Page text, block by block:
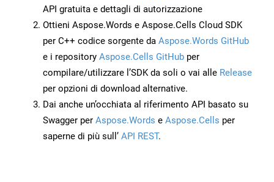
API gratuita e dettagli di autorizzazione
Ottieni Aspose.Words e Aspose.Cells Cloud SDK
per C++ codice sorgente da Aspose.Words GitHub
e i repository Aspose.Cells GitHub per
compilare/utilizzare l’SDK da soli o vai alle Release
per opzioni di download alternative.
Dai anche un’occhiata al riferimento API basato su
Swagger per Aspose.Words e Aspose.Cells per
saperne di più sull’ API REST.